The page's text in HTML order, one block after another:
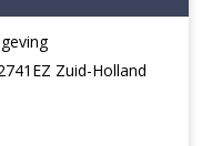
Zuid-Holland